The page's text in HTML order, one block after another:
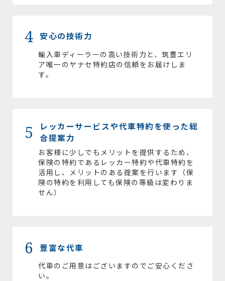
4 安心の技術力
輸入車ディーラーの高い技術力と、筑豊エリ
ア唯一のヤナセ特約店の信頼をお届けしま
す。
5
レッカーサービスや代車特約を使った総
合提案力
お客様に少しでもメリットを提供するため、
保険の特約であるレッカー特約や代車特約を
活用し、メリットのある提案を行います（保
険の特約を利用しても保険の等級は変わりま
せん）
6 豊富な代車
代車のご用意はございますのでご安心くださ
い。